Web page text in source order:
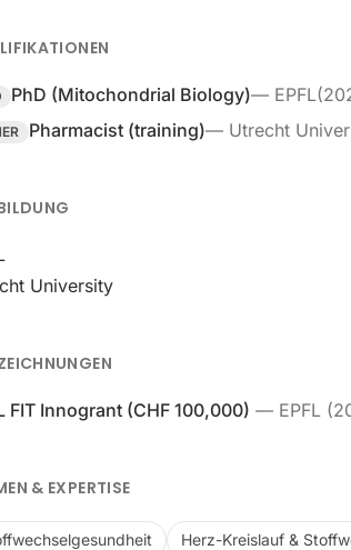
PhD (Mitochondrial Biology)— EPFL(
Pharmacist (training)— Utrecht
University
FIT Innogrant (CHF 100,000) — EPFL (
& EXPERTISE
Herz-Kreislauf &